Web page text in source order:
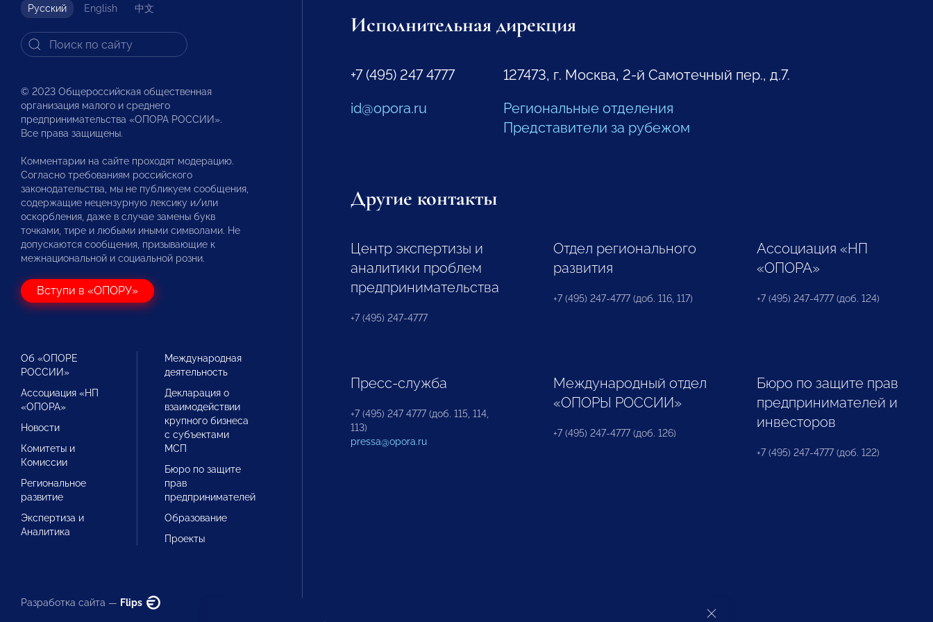
Русский English 中文
© 2023 Общероссийская общественная
организация малого и среднего
предпринимательства «ОПОРА РОССИИ».
Все права защищены.
Комментарии на сайте проходят модерацию.
Согласно требованиям российского
законодательства, мы не публикуем сообщения,
содержащие нецензурную лексику и/или
оскорбления, даже в случае замены букв
точками, тире и любыми иными символами. Не
допускаются сообщения, призывающие к
межнациональной и социальной розни.
Вступи в «ОПОРУ»
Об «ОПОРЕ
РОССИИ»
Ассоциация «НП
«ОПОРА»
Новости
Комитеты и
Комиссии
Региональное
развитие
Экспертиза и
Аналитика
Международная
деятельность
Декларация о
взаимодействии
крупного бизнеса
с субъектами
МСП
Бюро по защите
прав
предпринимателей
Образование
Проекты
Разработка сайта — Flips
Исполнительная дирекция
+7 (495) 247 4777
id@opora.ru
127473, г. Москва, 2-й Самотечный пер., д.7.
Региональные отделения
Представители за рубежом
Другие контакты
Центр экспертизы и
аналитики проблем
предпринимательства
+7 (495) 247-4777
Отдел регионального
развития
+7 (495) 247-4777 (доб. 116, 117)
Ассоциация «НП
«ОПОРА»
+7 (495) 247-4777 (доб. 124)
Пресс-служба
+7 (495) 247 4777 (доб. 115, 114,
113)
pressa@opora.ru
Международный отдел
«ОПОРЫ РОССИИ»
+7 (495) 247-4777 (доб. 126)
Бюро по защите прав
предпринимателей и
инвесторов
+7 (495) 247-4777 (доб. 122)